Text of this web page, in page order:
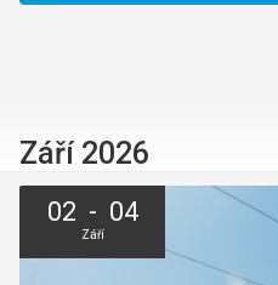
Září 2026
02 - 04
Září